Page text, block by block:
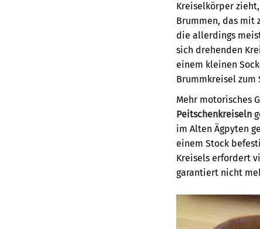
Kreiselkörper
Brummen, das mit
die allerdings
sich drehenden
einem kleinen
Brummkreisel zum
Mehr motorisches
Peitschenkreiseln
im Alten Ägpyten
einem Stock
Kreisels erfordert
garantiert nicht